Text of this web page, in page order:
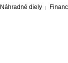
Náhradné diely